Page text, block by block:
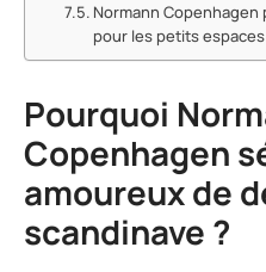
Normann
pour les petits
Pourquoi
Copenhagen
amoureux de
scandinave ?